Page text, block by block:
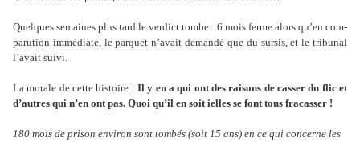
Quelques semai­nes plus tard le ver­dict tombe : 6 mois ferme alors qu’en com­
pa­ru­tion immé­diate, le par­quet n’avait demandé que du sursis, et le tri­bu­nal
l’avait suivi.
La morale de cette his­toire : Il y en a qui ont des rai­sons de casser du flic et
d’autres qui n’en ont pas. Quoi qu’il en soit ielles se font tous fra­cas­ser !
180 mois de prison environ sont tombés (soit 15 ans) en ce qui concerne les